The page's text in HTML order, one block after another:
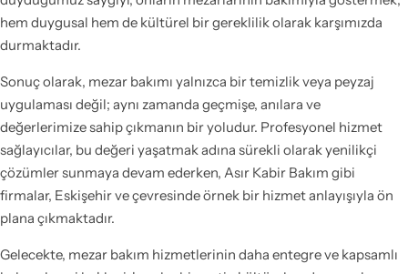
hem duygusal hem de kültürel bir gereklilik olarak karşımızda
durmaktadır.
Sonuç olarak, mezar bakımı yalnızca bir temizlik veya peyzaj
uygulaması değil; aynı zamanda geçmişe, anılara ve
değerlerimize sahip çıkmanın bir yoludur. Profesyonel hizmet
sağlayıcılar, bu değeri yaşatmak adına sürekli olarak yenilikçi
çözümler sunmaya devam ederken, Asır Kabir Bakım gibi
firmalar, Eskişehir ve çevresinde örnek bir hizmet anlayışıyla ön
plana çıkmaktadır.
Gelecekte, mezar bakım hizmetlerinin daha entegre ve kapsamlı